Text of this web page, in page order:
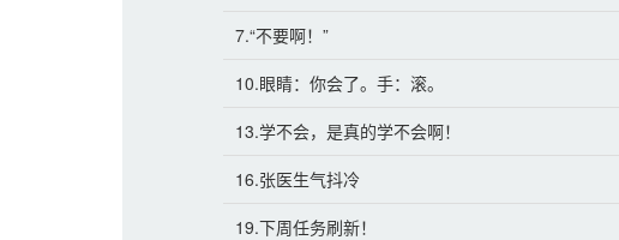
7.“不要啊！”
10.眼睛：你会了。手：滚。
13.学不会，是真的学不会啊！
16.张医生气抖冷
19.下周任务刷新！